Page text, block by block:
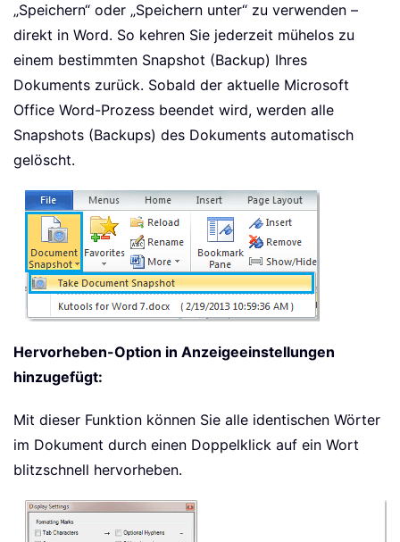
„Speichern“ oder „Speichern unter“ zu verwenden –
direkt in Word. So kehren Sie jederzeit mühelos zu
einem bestimmten Snapshot (Backup) Ihres
Dokuments zurück. Sobald der aktuelle Microsoft
Office Word-Prozess beendet wird, werden alle
Snapshots (Backups) des Dokuments automatisch
gelöscht.
Hervorheben-Option in Anzeigeeinstellungen
hinzugefügt:
Mit dieser Funktion können Sie alle identischen Wörter
im Dokument durch einen Doppelklick auf ein Wort
blitzschnell hervorheben.